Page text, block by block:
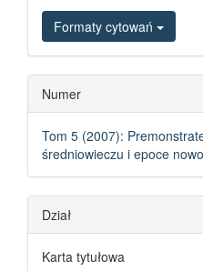
Formaty cytowań
Numer
Tom 5 (2007):
średniowieczu i epoce
Dział
Karta tytułowa